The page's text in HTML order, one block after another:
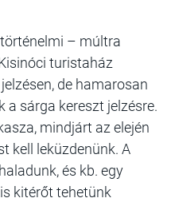
– múltra
turistaház
de hamarosan
a sárga kereszt jelzésre.
mindjárt az elején
kell leküzdenünk. A
és kb. egy
kitérőt tehetünk